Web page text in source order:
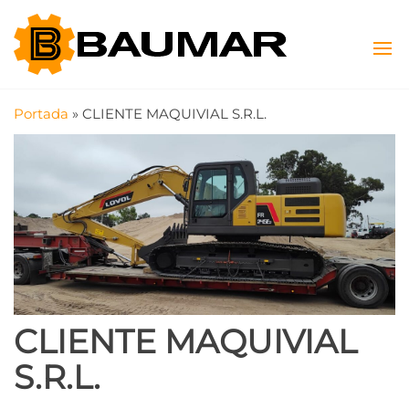
Saltar
contenido
Portada » CLIENTE MAQUIVIAL S.R.L.
CLIENTE MAQUIVIAL
S.R.L.